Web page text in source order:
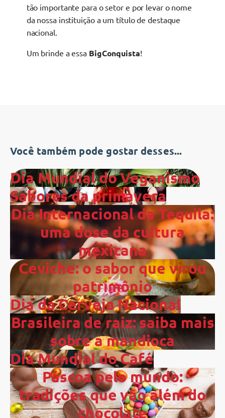
tão importante para o setor e por levar o nome
da nossa instituição a um título de destaque
nacional.
Um brinde a essa BigConquista!
Você também pode gostar desses...
Dia Mundial do Veganismo
Sabores da primavera
Dia Internacional da Tequila:
uma dose da cultura
mexicana
Ceviche: o sabor que virou
patrimônio
Dia da Cerveja Nacional
Brasileira de raiz: saiba mais
sobre a mandioca
Dia Mundial do Café
Páscoa pelo mundo:
tradições que vão além do
chocolate